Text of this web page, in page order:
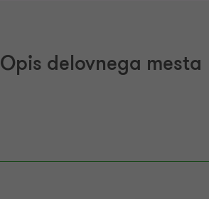
Opis delovnega mesta